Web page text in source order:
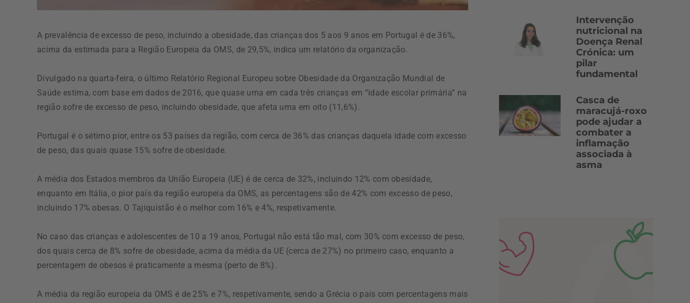
A prevalência de excesso de peso, incluindo a obesidade, das crianças dos 5 aos 9 anos em Portugal é de 36%,
acima da estimada para a Região Europeia da OMS, de 29,5%, indica um relatório da organização.
Divulgado na quarta-feira, o último Relatório Regional Europeu sobre Obesidade da Organização Mundial de
Saúde estima, com base em dados de 2016, que quase uma em cada três crianças em “idade escolar primária” na
região sofre de excesso de peso, incluindo obesidade, que afeta uma em oito (11,6%).
Portugal é o sétimo pior, entre os 53 países da região, com cerca de 36% das crianças daquela idade com excesso
de peso, das quais quase 15% sofre de obesidade.
A média dos Estados membros da União Europeia (UE) é de cerca de 32%, incluindo 12% com obesidade,
enquanto em Itália, o pior país da região europeia da OMS, as percentagens são de 42% com excesso de peso,
incluindo 17% obesas. O Tajiquistão é o melhor com 16% e 4%, respetivamente.
No caso das crianças e adolescentes de 10 a 19 anos, Portugal não está tão mal, com 30% com excesso de peso,
dos quais cerca de 8% sofre de obesidade, acima da média da UE (cerca de 27%) no primeiro caso, enquanto a
percentagem de obesos é praticamente a mesma (perto de 8%).
A média da região europeia da OMS é de 25% e 7%, respetivamente, sendo a Grécia o país com percentagens mais
Intervenção
nutricional na
Doença Renal
Crónica: um
pilar
fundamental
Casca de
maracujá-roxo
pode ajudar a
combater a
inflamação
associada à
asma